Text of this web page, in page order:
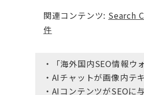
関連コンテンツ: Search
件
・「海外国内SEO情報ウ
・AIチャットが画像内テ
・AIコンテンツがSEOに